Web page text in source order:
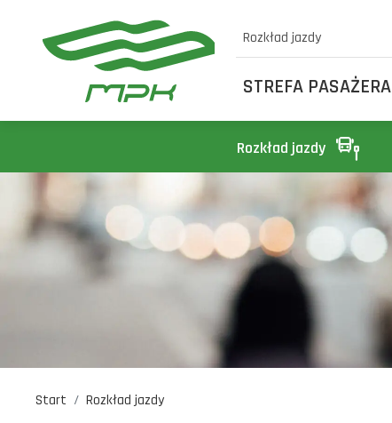
Rozkład jazdy
STREFA PASAŻERA
Rozkład jazdy
Start Rozkład jazdy